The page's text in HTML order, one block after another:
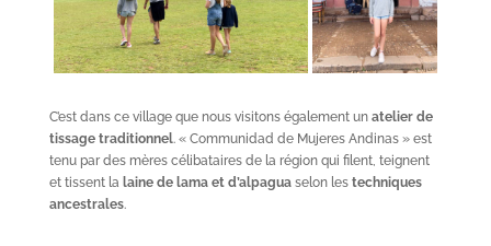
C’est dans ce village que nous visitons également un atelier de
tissage traditionnel. « Communidad de Mujeres Andinas » est
tenu par des mères célibataires de la région qui filent, teignent
et tissent la laine de lama et d’alpaguaselon les techniques
ancestrales.